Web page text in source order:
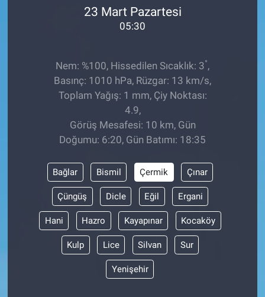
23 Mart Pazartesi
05:30
Nem: %100, Hissedilen Sıcaklık: 3°,
Basınç: 1010 hPa, Rüzgar: 13 km/s,
Toplam Yağış: 1 mm, Çiy Noktası:
4.9,
Görüş Mesafesi: 10 km, Gün
Doğumu: 6:20, Gün Batımı: 18:35
Bağlar Bismil Çermik Çınar
Çüngüş Dicle Eğil Ergani
Hani Hazro Kayapınar Kocaköy
Kulp Lice Silvan Sur
Yenişehir